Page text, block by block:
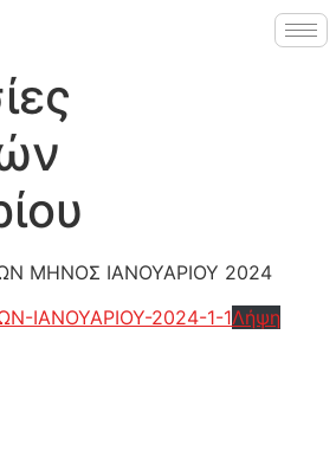
ΜΗΝΟΣ ΙΑΝΟΥΑΡΙΟΥ 2024
ΙΑΝΟΥΑΡΙΟΥ-2024-1-1Λήψη